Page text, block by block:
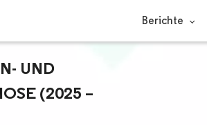
Berichte
UND M
(2025 – 2